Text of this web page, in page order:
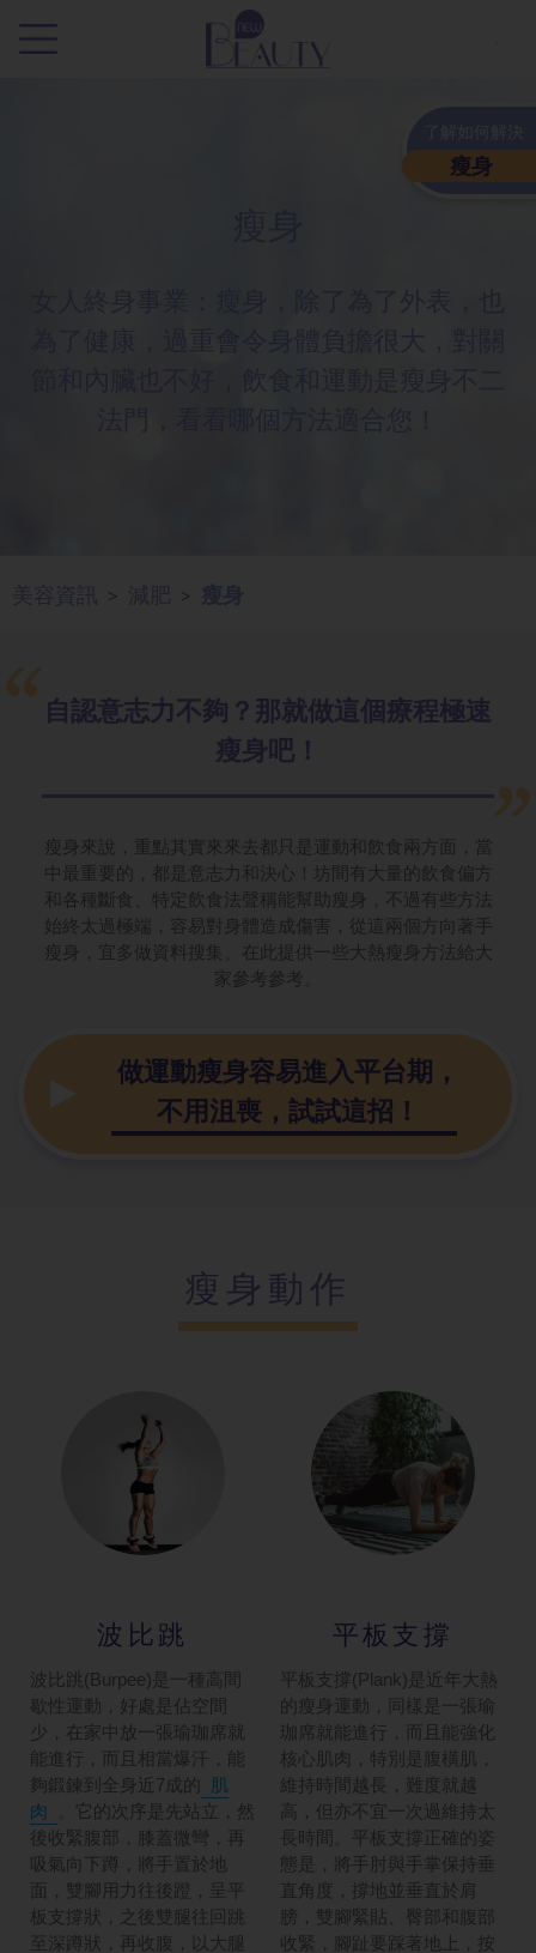
瘦身
> >
自認意志力不夠？那就做這個療程極速
瘦身吧！
瘦身來說，重點其實來來去都只是運動和飲食兩方面，當
中最重要的，都是意志力和決心！坊間有大量的飲食偏方
和各種斷食、特定飲食法聲稱能幫助瘦身，不過有些方法
始終太過極端，容易對身體造成傷害，從這兩個方向著手
瘦身，宜多做資料搜集。在此提供一些大熱瘦身方法給大
家參考參考。
做運動瘦身容易進入平台期，
不用沮喪，試試這招！
瘦身動作
波比跳
波比跳(Burpee)是一種高間
歇性運動，好處是佔空間
少，在家中放一張瑜珈席就
能進行，而且相當爆汗，能
夠鍛鍊到全身近7成的
肌
肉
。它的次序是先站立，然
後收緊腹部，膝蓋微彎，再
吸氣向下蹲，將手置於地
面，雙腳用力往後蹬，呈平
板支撐狀，之後雙腿往回跳
至深蹲狀，再收腹，以大腿
平板支撐
平板支撐(Plank)是近年大熱
的瘦身運動，同樣是一張瑜
珈席就能進行，而且能強化
核心肌肉，特別是腹橫肌，
維持時間越長，難度就越
高，但亦不宜一次過維持太
長時間。平板支撐正確的姿
態是，將手肘與手掌保持垂
直角度，撐地並垂直於肩
膀，雙腳緊貼、臀部和腹部
收緊，腳趾要踩著地上，按